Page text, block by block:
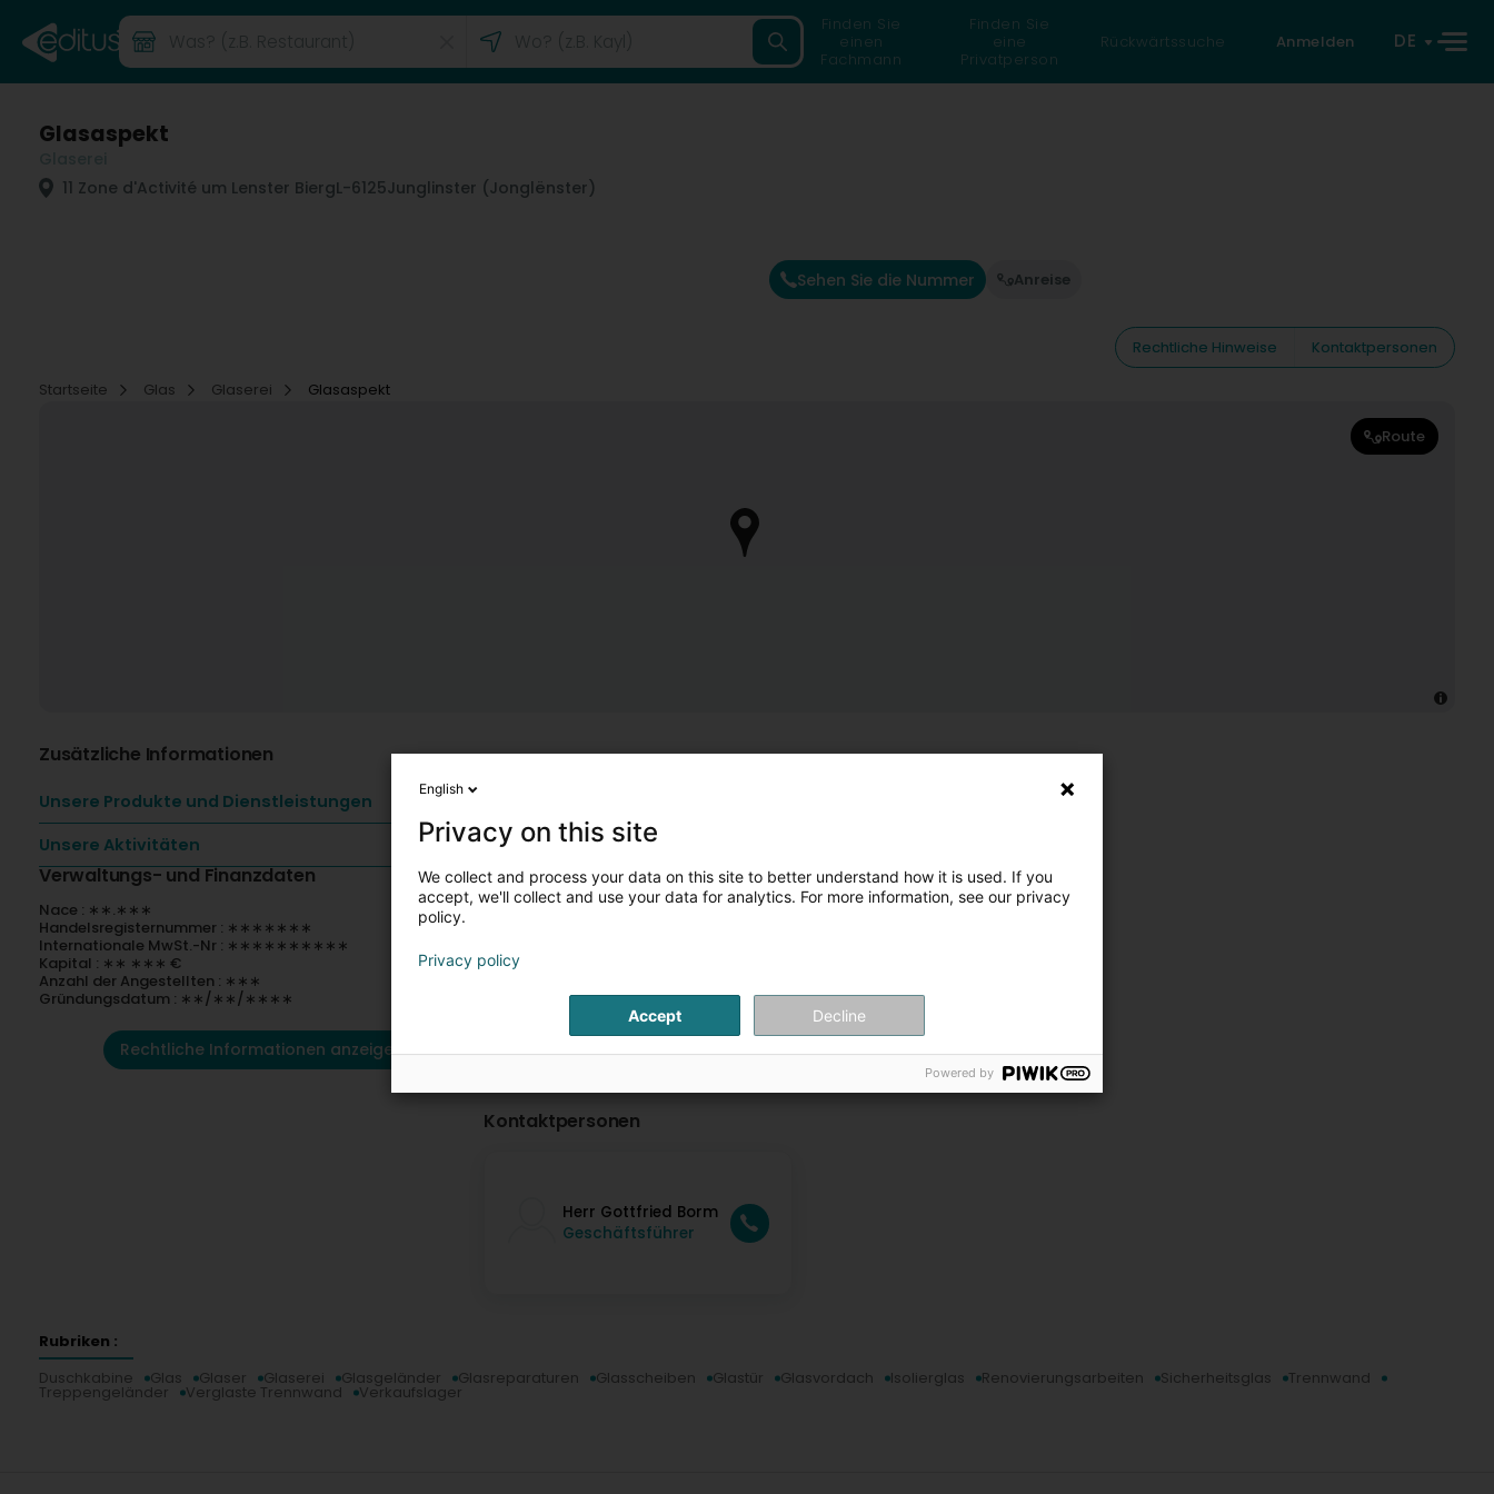
Finden Sie
einen
Fachmann
Finden Sie
eine
Privatperson
Rückwärtssuche Anmelden DE
Glasaspekt
11 Zone d'Activité um Lenster BiergL-6125Junglinster (Jonglënster)
Sehen Sie die Nummer Anreise
Rechtliche Hinweise
Kontaktpersonen
Startseite
Glas Glaserei Glasaspekt
Route
Zusätzliche Informationen
Unsere Produkte und Dienstleistungen
Unsere Aktivitäten
Verwaltungs- und Finanzdaten
Nace : ∗∗.∗∗∗
Handelsregisternummer : ∗∗∗∗∗∗∗
Internationale MwSt.-Nr : ∗∗∗∗∗∗∗∗∗∗
Kapital : ∗∗ ∗∗∗ €
Anzahl der Angestellten : ∗∗∗
Gründungsdatum : ∗∗/∗∗/∗∗∗∗
Rechtliche Informationen anzeigen
Kontaktpersonen
Herr Gottfried Borm
Geschäftsführer
Rubriken :
Duschkabine
Glas Glaser Glaserei Glasgeländer Glasreparaturen Glasscheiben Glastür Glasvordach Isolierglas Renovierungsarbeiten Sicherheitsglas Trennwand
Treppengeländer Verglaste Trennwand Verkaufslager
English
Privacy on this site
We collect and process your data on this site to better understand how it is used. If you
accept, we'll collect and use your data for analytics. For more information, see our privacy
policy.
Privacy policy
Accept Decline
Powered by